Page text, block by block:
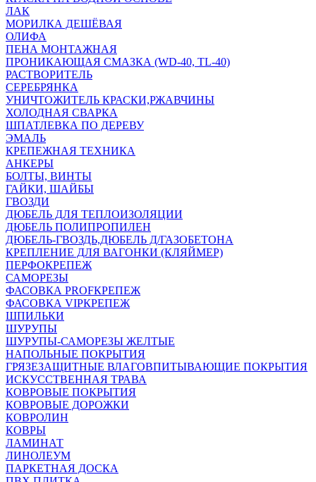
ЛАК
МОРИЛКА ДЕШЁВАЯ
ОЛИФА
ПЕНА МОНТАЖНАЯ
ПРОНИКАЮЩАЯ СМАЗКА (WD-40, TL-40)
РАСТВОРИТЕЛЬ
СЕРЕБРЯНКА
УНИЧТОЖИТЕЛЬ КРАСКИ,РЖАВЧИНЫ
ХОЛОДНАЯ СВАРКА
ШПАТЛЕВКА ПО ДЕРЕВУ
ЭМАЛЬ
КРЕПЕЖНАЯ ТЕХНИКА
АНКЕРЫ
БОЛТЫ, ВИНТЫ
ГАЙКИ, ШАЙБЫ
ГВОЗДИ
ДЮБЕЛЬ ДЛЯ ТЕПЛОИЗОЛЯЦИИ
ДЮБЕЛЬ ПОЛИПРОПИЛЕН
ДЮБЕЛЬ-ГВОЗДЬ,ДЮБЕЛЬ Д/ГАЗОБЕТОНА
КРЕПЛЕНИЕ ДЛЯ ВАГОНКИ (КЛЯЙМЕР)
ПЕРФОКРЕПЕЖ
САМОРЕЗЫ
ФАСОВКА PROFКРЕПЕЖ
ФАСОВКА VIPКРЕПЕЖ
ШПИЛЬКИ
ШУРУПЫ
ШУРУПЫ-САМОРЕЗЫ ЖЕЛТЫЕ
НАПОЛЬНЫЕ ПОКРЫТИЯ
ГРЯЗЕЗАЩИТНЫЕ ВЛАГОВПИТЫВАЮЩИЕ ПОКРЫТИЯ
ИСКУССТВЕННАЯ ТРАВА
КОВРОВЫЕ ПОКРЫТИЯ
КОВРОВЫЕ ДОРОЖКИ
КОВРОЛИН
КОВРЫ
ЛАМИНАТ
ЛИНОЛЕУМ
ПАРКЕТНАЯ ДОСКА